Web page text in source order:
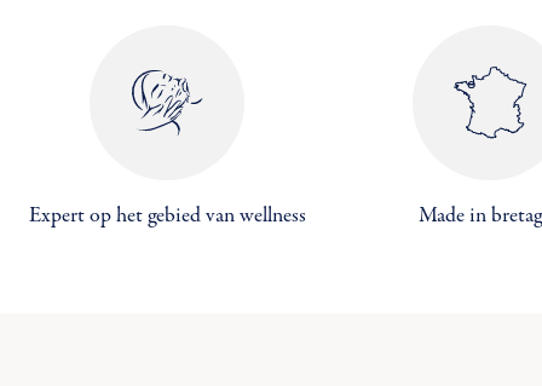
Expert op het gebied van wellness Made in